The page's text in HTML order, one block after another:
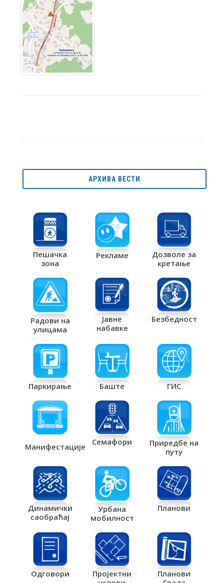
АРХИВА ВЕСТИ
Пешачка
зона
Рекламе
Дозволе за
кретање
Радови на
улицама
Јавне
набавке
Безбедност
Паркирање Баште ГИС
Манифестације Семафори
Приредбе на
путу
Динамички
саобраћај
Урбана
мобилност
Планови
Одговори
Пројектни
Планови